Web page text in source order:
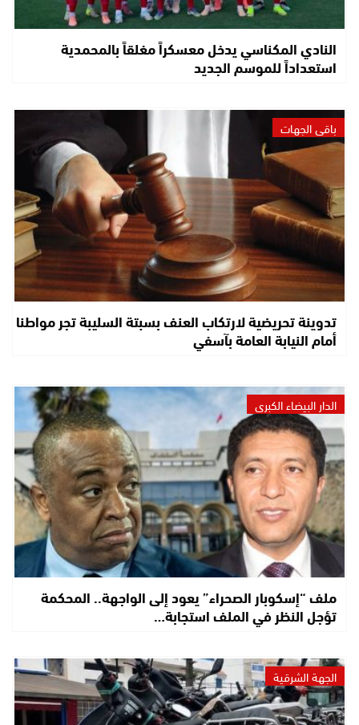
النادي المكناسي يدخل معسكراً مغلقاً بالمحمدية
استعداداً للموسم الجديد
باقي الجهات
تدوينة تحريضية لارتكاب العنف بسبتة السليبة تجر مواطنا
أمام النيابة العامة بآسفي
الدار البيضاء الكبرى
ملف “إسكوبار الصحراء” يعود إلى الواجهة.. المحكمة
تؤجل النظر في الملف استجابة…
الجهة الشرقية